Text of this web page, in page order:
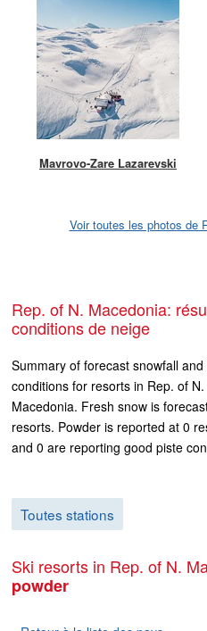
Mavrovo-Zare Lazarevski
Voir toutes les photos de
Rep. of N. Macedonia: résumé des dernières
conditions de neige
Summary of forecast snowfall and
conditions for resorts in Rep. of N.
Macedonia. Fresh snow is
resorts. Powder is reported at 0
and 0 are reporting good piste
Toutes stations
Ski resorts in Rep. of N.
powder